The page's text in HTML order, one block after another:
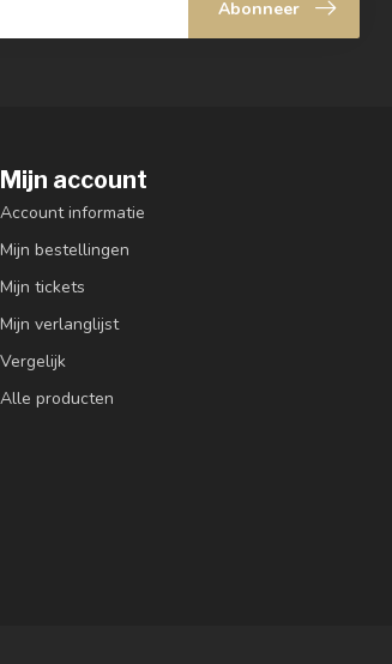
Abonneer
Mijn account
Account informatie
Mijn bestellingen
Mijn tickets
Mijn verlanglijst
Vergelijk
Alle producten